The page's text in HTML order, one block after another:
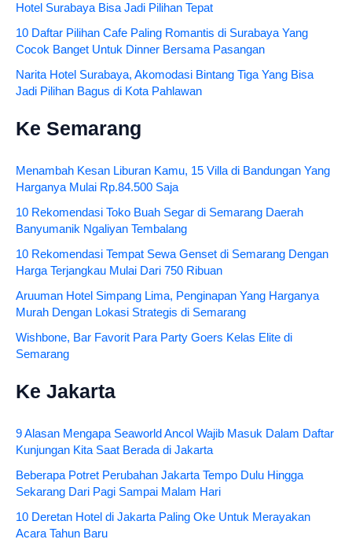
Hotel Surabaya Bisa Jadi Pilihan Tepat
10 Daftar Pilihan Cafe Paling Romantis di Surabaya Yang
Cocok Banget Untuk Dinner Bersama Pasangan
Narita Hotel Surabaya, Akomodasi Bintang Tiga Yang Bisa
Jadi Pilihan Bagus di Kota Pahlawan
Ke Semarang
Menambah Kesan Liburan Kamu, 15 Villa di Bandungan Yang
Harganya Mulai Rp.84.500 Saja
10 Rekomendasi Toko Buah Segar di Semarang Daerah
Banyumanik Ngaliyan Tembalang
10 Rekomendasi Tempat Sewa Genset di Semarang Dengan
Harga Terjangkau Mulai Dari 750 Ribuan
Aruuman Hotel Simpang Lima, Penginapan Yang Harganya
Murah Dengan Lokasi Strategis di Semarang
Wishbone, Bar Favorit Para Party Goers Kelas Elite di
Semarang
Ke Jakarta
9 Alasan Mengapa Seaworld Ancol Wajib Masuk Dalam Daftar
Kunjungan Kita Saat Berada di Jakarta
Beberapa Potret Perubahan Jakarta Tempo Dulu Hingga
Sekarang Dari Pagi Sampai Malam Hari
10 Deretan Hotel di Jakarta Paling Oke Untuk Merayakan
Acara Tahun Baru